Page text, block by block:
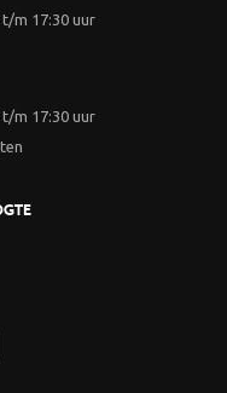
m 17:30 uur
m 17:30 uur